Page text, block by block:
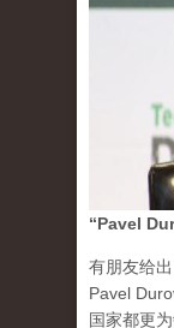
“Pavel
有朋友给
Pavel
国家都更为